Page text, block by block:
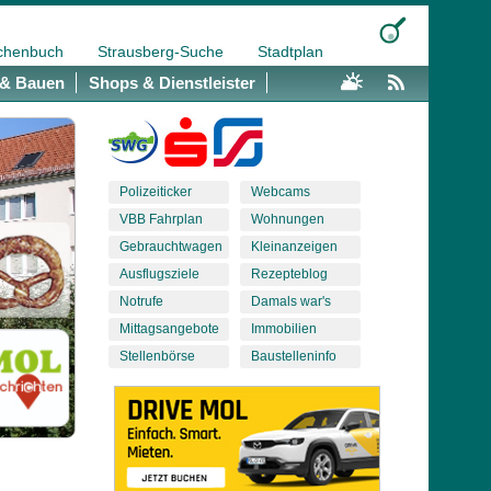
Strausberg-Suche Stadtplan
Bauen Shops & Dienstleister
Polizeiticker
VBB Fahrplan
Gebrauchtwagen
Ausflugsziele
Notrufe
Mittagsangebote
Stellenbörse
Webcams
Wohnungen
Kleinanzeigen
Rezepteblog
Damals war's
Immobilien
Baustelleninfo